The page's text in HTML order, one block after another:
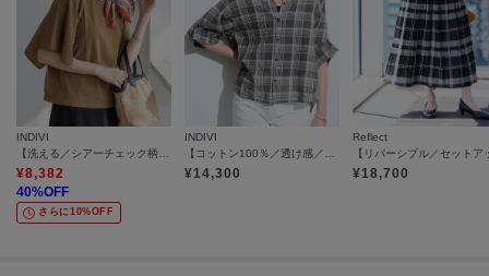
INDIVI
【洗える／シアーチェック柄】異素材コンビスリーブトップス
¥8,382
40%OFF
さらに10%OFF
INDIVI
【コットン100％／透け感／2WAY】袖アレンジ チェックシャツ
¥14,300
Reflect
¥18,700